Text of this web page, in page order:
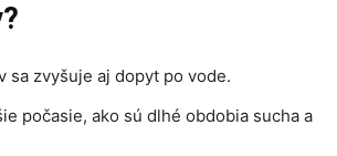
sa zvyšuje aj dopyt po vode.
počasie, ako sú dlhé obdobia sucha a